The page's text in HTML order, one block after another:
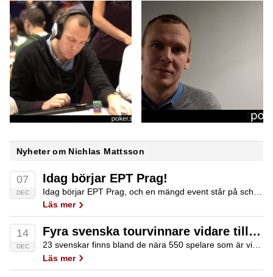
Nyheter om Nichlas Mattsson
07
DEC
Idag börjar EPT Prag!
Läs mer
14
DEC
Fyra svenska tourvinnare vidare till dag två av European Poker Tour i Prag
23 svenskar finns bland de nära 550 spelare som är vidare till dag två i PokerStars EPT Prag som just nu pågår. Bland dessa märks en rad stora namn som Robin Ylitalo, Ramzi Jelassi, Michael Tureniec, Kent Lundmark och Sofia…
Läs mer